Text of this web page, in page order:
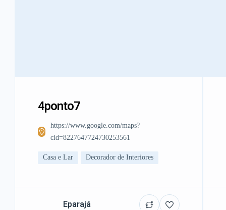
4ponto7
https://www.google.com/maps?
cid=8227647724730253561
Casa e Lar Decorador de Interiores
Eparajá